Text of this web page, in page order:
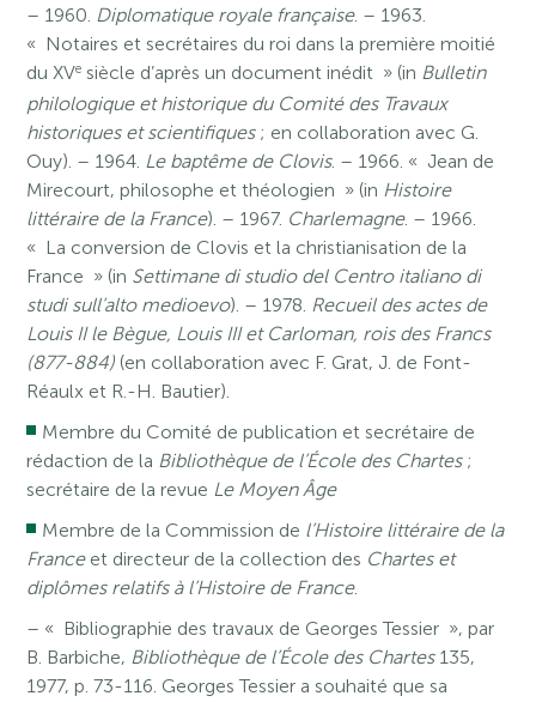
– 1960. Diplomatique royale française. – 1963.
« Notaires et secrétaires du roi dans la première moitié
du XVe siècle d’après un document inédit » (in Bulletin
philologique et historique du Comité des Travaux
historiques et scientifiques; en collaboration avec G.
Ouy). – 1964. Le baptême de Clovis. – 1966. « Jean de
Mirecourt, philosophe et théologien » (in Histoire
littéraire de la France). – 1967. Charlemagne. – 1966.
« La conversion de Clovis et la christianisation de la
France » (in Settimane di studio del Centro italiano di
studi sull’alto medioevo). – 1978. Recueil des actes de
Louis II le Bègue, Louis III et Carloman, rois des Francs
(877-884) (en collaboration avec F. Grat, J. de Font-
Réaulx et R.-H. Bautier).
Membre du Comité de publication et secrétaire de
rédaction de la Bibliothèque de l’École des Chartes;
secrétaire de la revue Le Moyen Âge
Membre de la Commission de l’Histoire littéraire de la
Franceet directeur de la collection des Chartes et
diplômes relatifs à l’Histoire de France.
– « Bibliographie des travaux de Georges Tessier », par
B. Barbiche, Bibliothèque de l’École des Chartes135,
1977, p. 73-116. Georges Tessier a souhaité que sa